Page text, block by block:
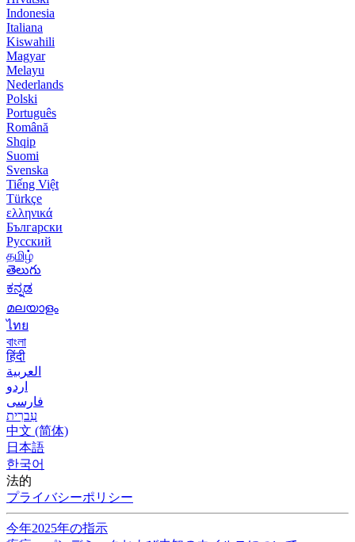
Indonesia
Italiana
Kiswahili
Magyar
Melayu
Nederlands
Polski
Português
Română
Shqip
Suomi
Svenska
Tiếng Việt
Türkçe
ελληνικά
Български
Русский
தமிழ்
తెలుగు
ಕನ್ನಡ
മലയാളം
ไทย
বাংলা
हिंदी
العربية
اردو
فارسی
עִברִית
中文 (简体)
日本語
한국어
法的
プライバシーポリシー
今年2025年の指示